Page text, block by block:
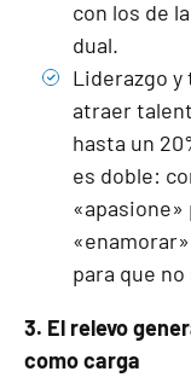
con los de
dual.
Liderazgo
atraer
hasta un
es doble:
para que
3. El relevo
como carga